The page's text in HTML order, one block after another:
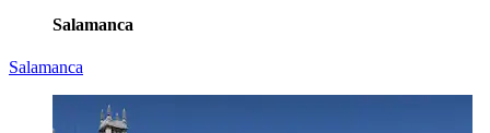
Salamanca
Salamanca